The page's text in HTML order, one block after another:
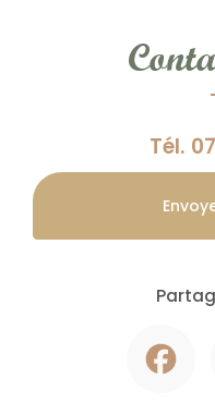
Tél.